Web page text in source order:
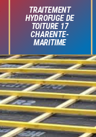
TRAITEMENT
HYDROFUGE DE
TOITURE 17
CHARENTE-
MARITIME